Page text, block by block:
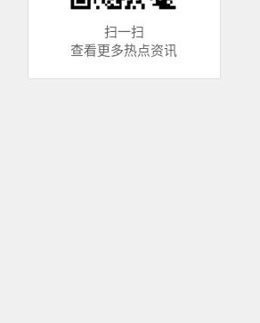
扫一扫
查看更多热点资讯